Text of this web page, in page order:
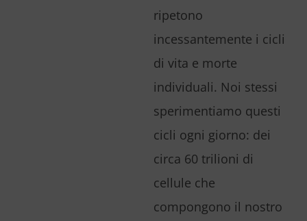
ripetono
incessantemente i cicli
di vita e morte
individuali. Noi stessi
sperimentiamo questi
cicli ogni giorno: dei
circa 60 trilioni di
cellule che
compongono il nostro